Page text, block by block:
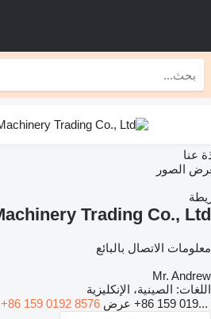
الصور
Trading Co.,
الاتصال بالبائع
Mr.
الصينية، الإنكليزية
+86 159 عرض+86 159 0192 8576